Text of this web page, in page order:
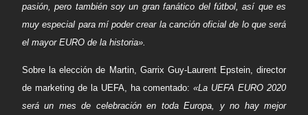
pasión, pero también soy un gran fanático del fútbol, ​​así que es
muy especial para mí poder crear la canción oficial de lo que será
el mayor EURO de la historia».
Sobre la elección de Martin, Garrix Guy-Laurent Epstein, director
de marketing de la UEFA, ha comentado:«La UEFA EURO 2020
será un mes de celebración en toda Europa, y no hay mejor